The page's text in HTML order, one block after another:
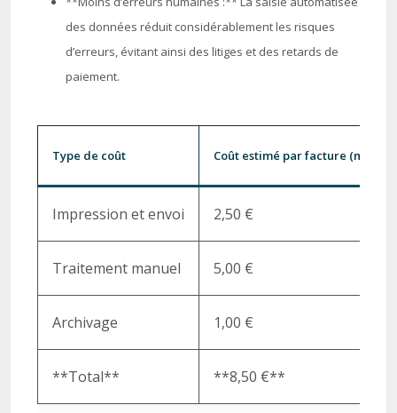
des données réduit considérablement les risques
d’erreurs, évitant ainsi des litiges et des retards de
paiement.
Type de coût Coût estimé par facture
Impression et envoi 2,50 €
Traitement manuel 5,00 €
Archivage 1,00 €
**Total** **8,50 €**